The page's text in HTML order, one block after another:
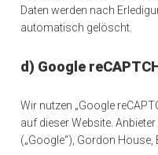
Daten werden nach
automatisch gelöscht.
d) Google
Wir nutzen „Google
auf dieser Website.
(„Google“), Gordon House,